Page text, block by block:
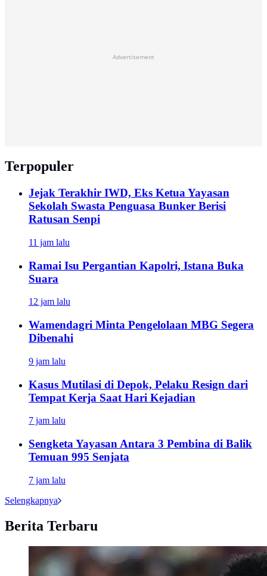
Advertisement
Terpopuler
Jejak Terakhir IWD, Eks Ketua Yayasan
Sekolah Swasta Penguasa Bunker Berisi
Ratusan Senpi
11 jam lalu
Ramai Isu Pergantian Kapolri, Istana Buka
Suara
12 jam lalu
Wamendagri Minta Pengelolaan MBG Segera
Dibenahi
9 jam lalu
Kasus Mutilasi di Depok, Pelaku Resign dari
Tempat Kerja Saat Hari Kejadian
7 jam lalu
Sengketa Yayasan Antara 3 Pembina di Balik
Temuan 995 Senjata
7 jam lalu
Selengkapnya
Berita Terbaru